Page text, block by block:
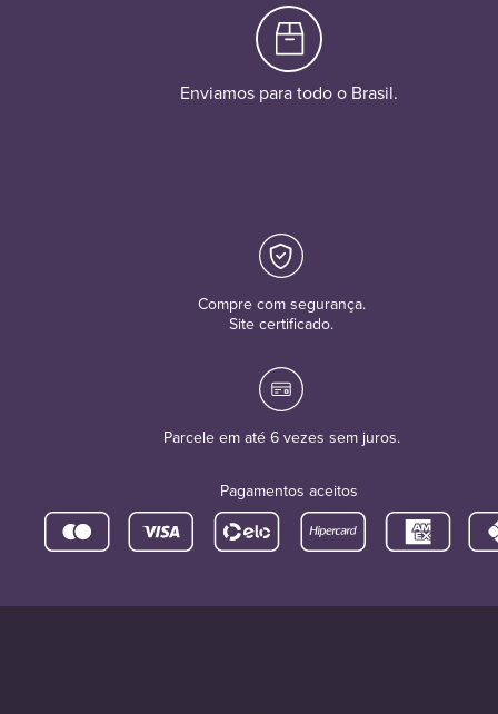
Enviamos para todo o Brasil.
Compre com segurança.
Site certificado.
Parcele em até 6 vezes sem juros.
Pagamentos aceitos